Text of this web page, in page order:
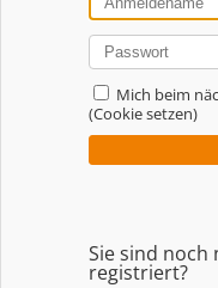
Mich beim
(Cookie setzen)
Sie sind noch
registriert?